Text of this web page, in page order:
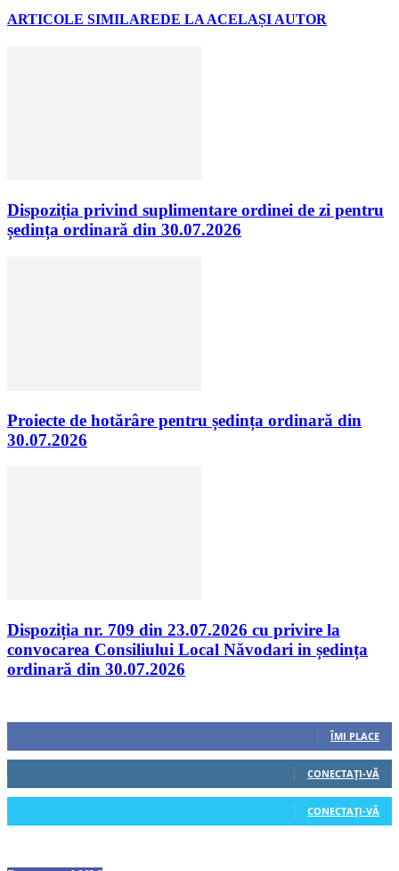
ARTICOLE SIMILAREDE LA ACELAȘI AUTOR
Dispoziția privind suplimentare ordinei de zi pentru
ședința ordinară din 30.07.2026
Proiecte de hotărâre pentru ședința ordinară din
30.07.2026
Dispoziția nr. 709 din 23.07.2026 cu privire la
convocarea Consiliului Local Năvodari in ședința
ordinară din 30.07.2026
ÎMI PLACE
CONECTAȚI-VĂ
CONECTAȚI-VĂ